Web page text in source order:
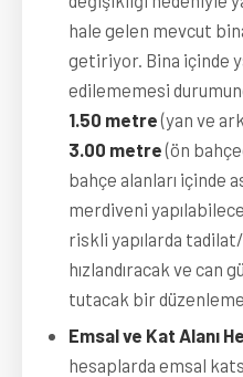
hale gelen mevcut
getiriyor. Bina içinde
edilememesi
1.50 metre(yan ve
3.00 metre(ön
bahçe alanları içinde
merdiveni
riskli yapılarda
hızlandıracak ve can
tutacak bir
Emsal ve Kat Alanı
hesaplarda emsal